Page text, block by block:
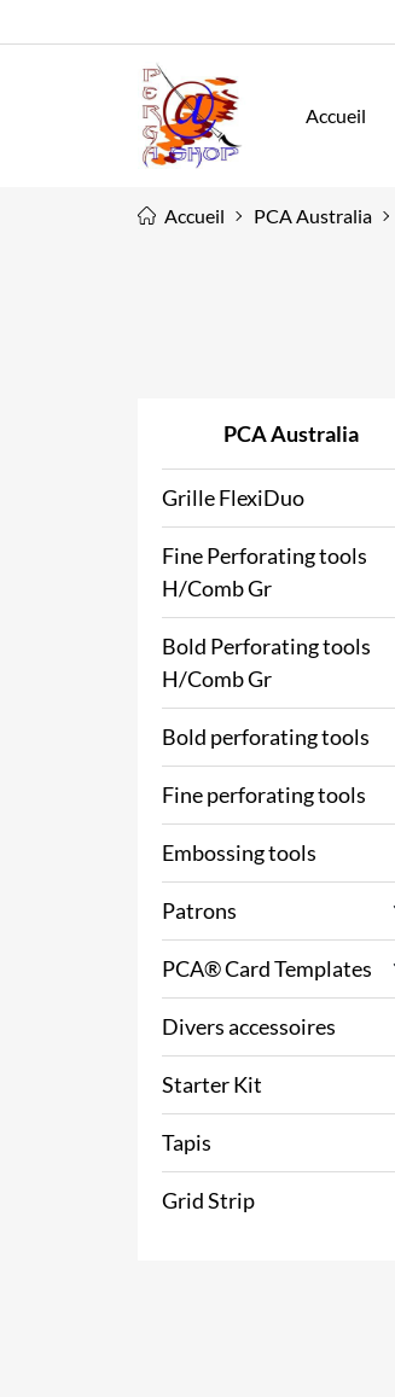
Accueil
Accueil PCA Australia
PCA Australia
Grille FlexiDuo
Fine Perforating tools
H/Comb Gr
Bold Perforating tools
H/Comb Gr
Bold perforating tools
Fine perforating tools
Embossing tools
Patrons
PCA® Card Templates
Divers accessoires
Starter Kit
Tapis
Grid Strip